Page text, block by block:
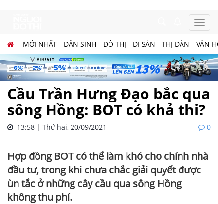
MỚI NHẤT DÂN SINH ĐÔ THỊ DI SẢN THỊ DÂN VĂN
Cầu Trần Hưng Đạo bắc qua
sông Hồng: BOT có khả thi?
13:58 | Thứ hai, 20/09/2021 0
Hợp đồng BOT có thể làm khó cho chính nhà
đầu tư, trong khi chưa chắc giải quyết được
ùn tắc ở những cây cầu qua sông Hồng
không thu phí.